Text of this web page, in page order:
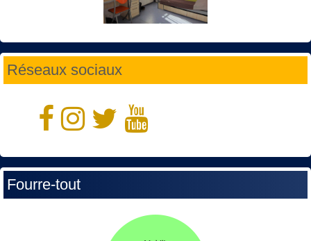
Réseaux sociaux
Fourre-tout